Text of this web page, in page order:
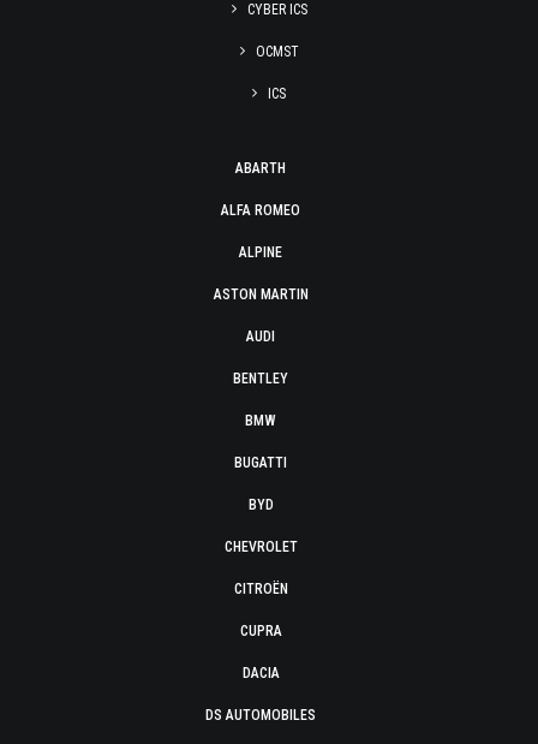
CYBER ICS
OCMST
ICS
ABARTH
ALFA ROMEO
ALPINE
ASTON MARTIN
AUDI
BENTLEY
BMW
BUGATTI
BYD
CHEVROLET
CITROËN
CUPRA
DACIA
DS AUTOMOBILES